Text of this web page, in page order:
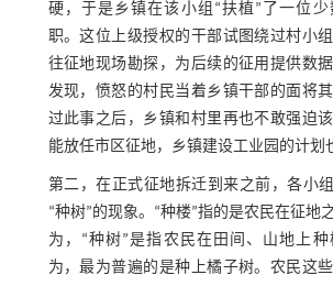
硬，于是乡镇在该小组“扶植”了一位
职。这位上级授权的干部试图绕过村小
往征地现场勘探，为后续的征用提供数
发现，愤怒的村民当着乡镇干部的面将
过此事之后，乡镇和村里再也不敢强迫
能放任市区征地，乡镇建设工业园的计划
第二，在正式征地拆迁到来之前，各小
“种树”的现象。“种楼”指的是农民在征地
为，“种树”是指农民在田间、山地上
为，最为普遍的是种上橘子树。农民这